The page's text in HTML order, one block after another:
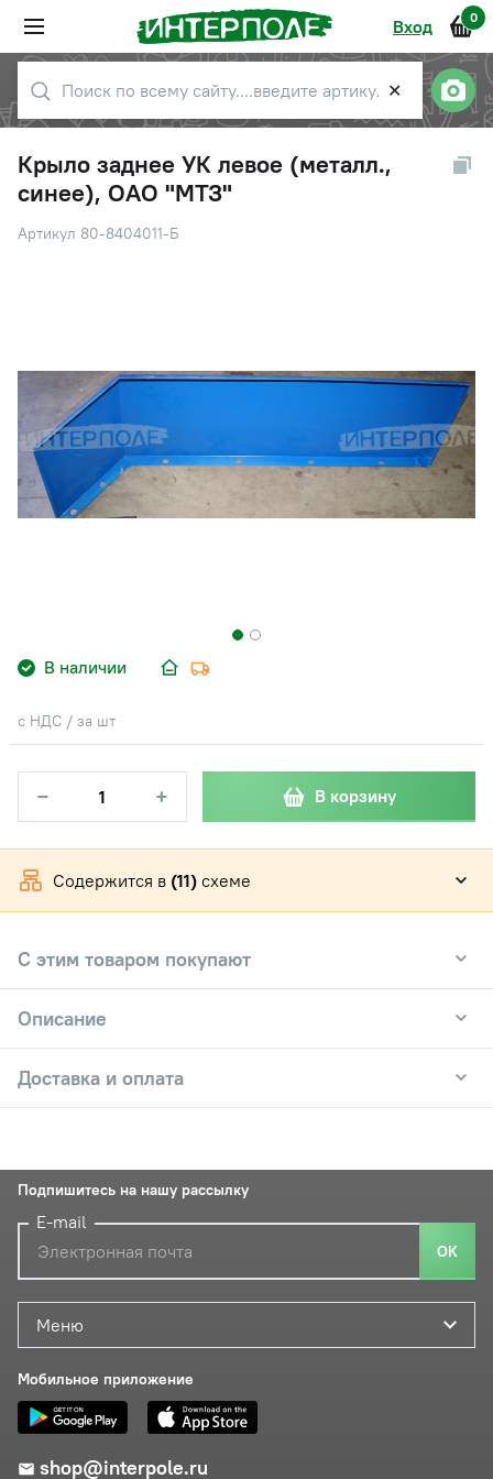
Вход 0
✕
Крыло заднее УК левое (металл.,
синее), ОАО "МТЗ"
Артикул 80-8404011-Б
В наличии
с НДС / за шт
− + В корзину
Содержится в (11) схеме
С этим товаром покупают
Описание
Доставка и оплата
Меню
Мобильное приложение
shop@interpole.ru
Подпишитесь на нашу рассылку
E-mail
ОК